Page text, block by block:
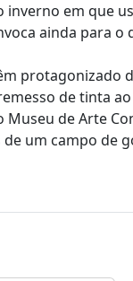
inverno em que
ainda para
protagonizado
de tinta
Museu de Arte
um campo de